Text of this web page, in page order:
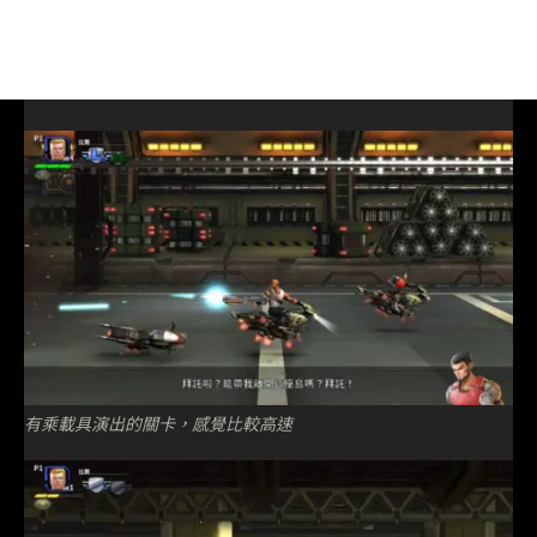
有乘載具演出的關卡，感覺比較高速